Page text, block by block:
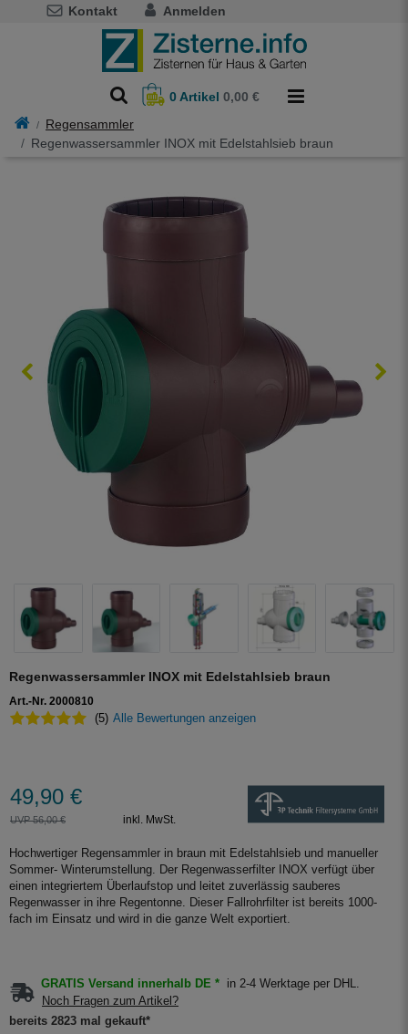
Kontakt Anmelden
0Artikel 0,00 €
Regensammler
Regenwassersammler INOX mit Edelstahlsieb braun
Regenwassersammler INOX mit Edelstahlsieb braun
Art.-Nr. 2000810
(5) Alle Bewertungen anzeigen
49,90 €
UVP 56,00 € inkl. MwSt.
Hochwertiger Regensammler in braun mit Edelstahlsieb und manueller
Sommer- Winterumstellung. Der Regenwasserfilter INOX verfügt über
einen integriertem Überlaufstop und leitet zuverlässig sauberes
Regenwasser in ihre Regentonne. Dieser Fallrohrfilter ist bereits 1000-
fach im Einsatz und wird in die ganze Welt exportiert.
GRATIS Versand innerhalb DE *
in 2-4 Werktage per DHL.
Noch Fragen zum Artikel?
bereits 2823 mal gekauft*